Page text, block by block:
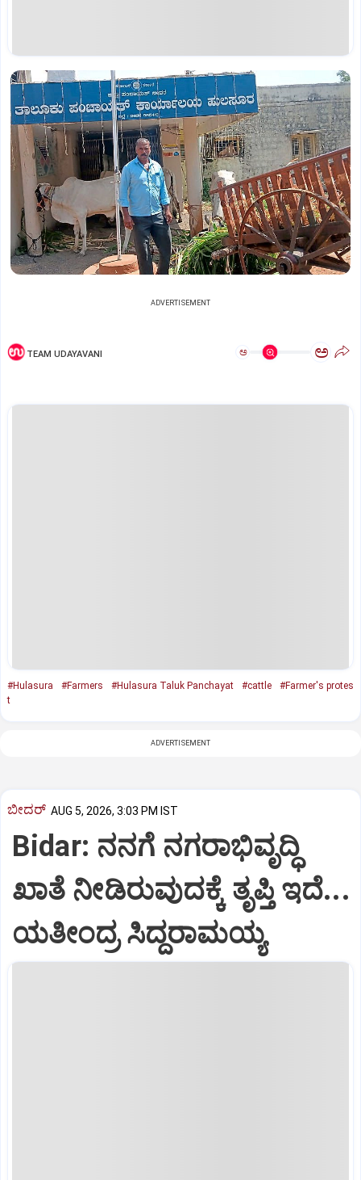
ADVERTISEMENT
TEAM UDAYAVANI ಅ ಅ
#Hulasura #Farmers #Hulasura Taluk Panchayat #cattle
#Farmer's protes
t
ADVERTISEMENT
ಬೀದರ್ AUG 5, 2026, 3:03 PM IST
Bidar: ನನಗೆ ನಗರಾಭಿವೃದ್ಧಿ
ಖಾತೆ ನೀಡಿರುವುದಕ್ಕೆ ತೃಪ್ತಿ ಇದೆ...
ಯತೀಂದ್ರ ಸಿದ್ದರಾಮಯ್ಯ